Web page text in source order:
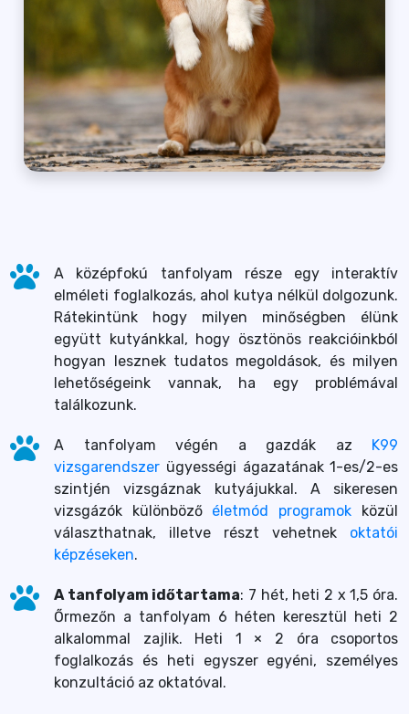
A középfokú tanfolyam része egy interaktív
elméleti foglalkozás, ahol kutya nélkül dolgozunk.
Rátekintünk hogy milyen minőségben élünk
együtt kutyánkkal, hogy ösztönös reakcióinkból
hogyan lesznek tudatos megoldások, és milyen
lehetőségeink vannak, ha egy problémával
találkozunk.
A tanfolyam végén a gazdák az K99
vizsgarendszer ügyességi ágazatának 1-es/2-es
szintjén vizsgáznak kutyájukkal. A sikeresen
vizsgázók különböző életmód programok közül
választhatnak, illetve részt vehetnek oktatói
képzéseken.
A tanfolyam időtartama: 7 hét, heti 2 x 1,5 óra.
Őrmezőn a tanfolyam 6 héten keresztül heti 2
alkalommal zajlik. Heti 1 × 2 óra csoportos
foglalkozás és heti egyszer egyéni, személyes
konzultáció az oktatóval.